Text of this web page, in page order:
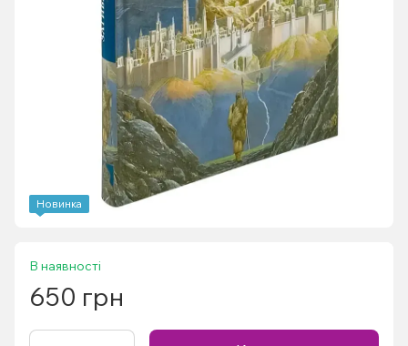
Новинка
В наявності
650 грн